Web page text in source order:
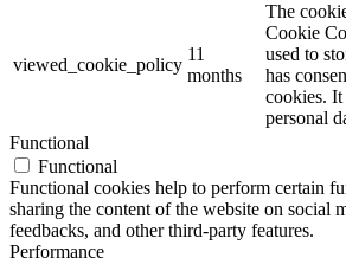
viewed_cookie_policy
11
months
The
Cookie
used to
has
cookies. It
personal
Functional
Functional
Functional cookies help to perform certain
sharing the content of the website on social
feedbacks, and other third-party features.
Performance